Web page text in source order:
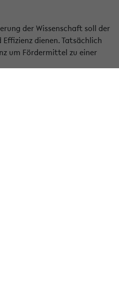
der Wissenschaft soll der
dienen. Tatsächlich
um Fördermittel zu einer